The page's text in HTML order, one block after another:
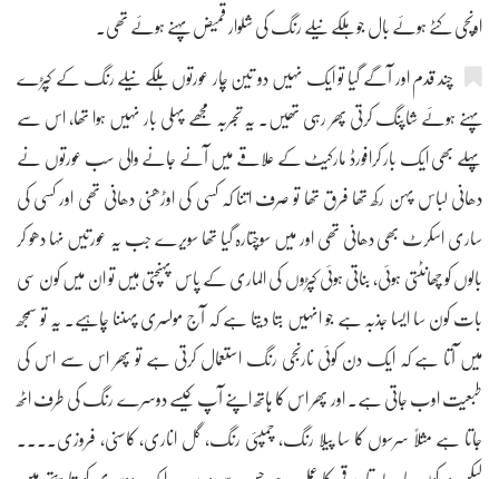
اونچی کٹے ہوئے بال جو ہلکے نیلے رنگ کی شلوار قمیض پہنے ہوئے تھی۔
چند قدم اور آگے گیا تو ایک نہیں دو تین چار عورتوں ہلکے نیلے رنگ کے کپڑے
پہنے ہوئے شاپنگ کرتی پھر رہی تھیں۔ یہ تجربہ مجھے پہلی بار نہیں ہوا تھا، اس سے
پہلے بھی ایک بار کرافورڈ مارکیٹ کے علاقے میں آنے جانے والی سب عورتوں نے
دھانی لباس پہن رکھ تھا فرق تھا تو صرف اتنا کہ کسی کی اوڑھنی دھانی تھی اور کسی کی
ساری اسکرٹ بھی دھانی تھی اور میں سوچتارہ گیا تھا سویرے جب یہ عورتیں نہا دھو کر
بالوں کو چھانٹتی ہوئی، بناتی ہوئی کپڑوں کی الماری کے پاس پہنچتی ہیں تو ان میں کون سی
بات کون سا ایسا جذبہ ہے جو انہیں بتا دیتا ہے کہ آج مولسری پہننا چاہیے۔ یہ تو سمجھ
میں آتا ہے کہ ایک دن کوئی نارنجی رنگ استعمال کرتی ہے تو پھر اس سے اس کی
طبعیت اوب جاتی ہے۔ اور پھر اس کا ہاتھ اپنے آپ کیسے دوسرے رنگ کی طرف اٹھ
جاتا ہے مثلاً سرسوں کا سا پیلا رنگ، چمپئی رنگ، گل اناری، کاسنی، فروزی....